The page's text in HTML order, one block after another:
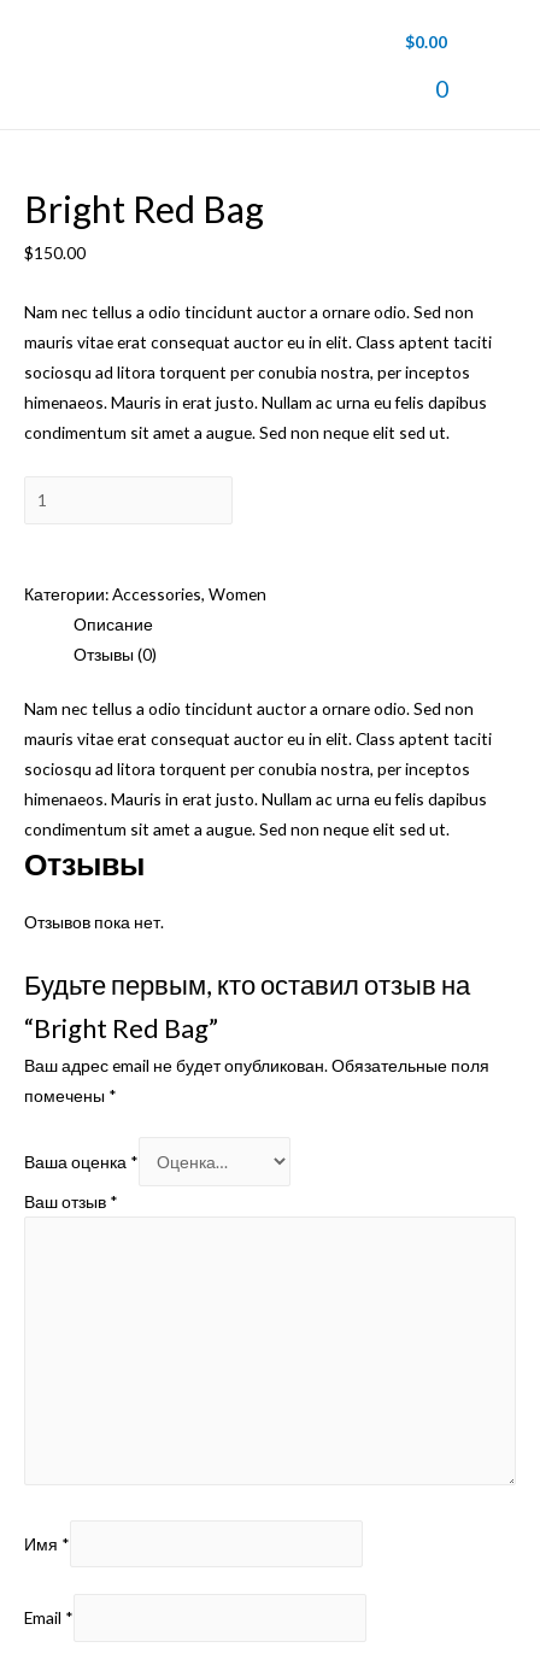
$0.00
0
Bright Red Bag
$150.00
Nam nec tellus a odio tincidunt auctor a ornare odio. Sed non
mauris vitae erat consequat auctor eu in elit. Class aptent taciti
sociosqu ad litora torquent per conubia nostra, per inceptos
himenaeos. Mauris in erat justo. Nullam ac urna eu felis dapibus
condimentum sit amet a augue. Sed non neque elit sed ut.
Количество
Категории:Accessories, Women
Описание
Отзывы (0)
Nam nec tellus a odio tincidunt auctor a ornare odio. Sed non
mauris vitae erat consequat auctor eu in elit. Class aptent taciti
sociosqu ad litora torquent per conubia nostra, per inceptos
himenaeos. Mauris in erat justo. Nullam ac urna eu felis dapibus
condimentum sit amet a augue. Sed non neque elit sed ut.
Отзывы
Отзывов пока нет.
Будьте первым, кто оставил отзыв на
“Bright Red Bag”
Ваш адрес email не будет опубликован.Обязательные поля
помечены *
Ваша оценка *
Ваш отзыв *
Имя *
Email *